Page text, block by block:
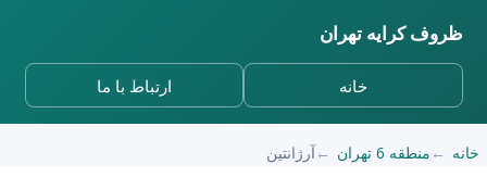
ظروف کرایه تهران
خانه ارتباط با ما
خانه منطقه 6 تهران آرژانتین